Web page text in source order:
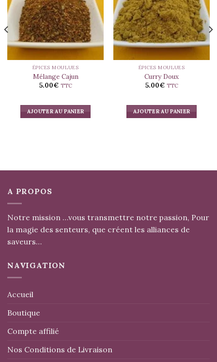
ÉPICES MOULUES
Mélange Cajun
5.00€ TTC
AJOUTER AU PANIER
ÉPICES MOULUES
Curry Doux
5.00€ TTC
AJOUTER AU PANIER
A PROPOS
Notre mission …vous transmettre notre passion, Pour
la magie des senteurs, que créent les alliances de
saveurs…
NAVIGATION
Accueil
Boutique
Compte affilié
Nos Conditions de Livraison